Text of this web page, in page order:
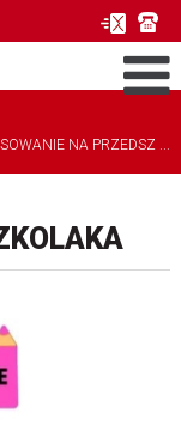
NA PRZEDSZ ...